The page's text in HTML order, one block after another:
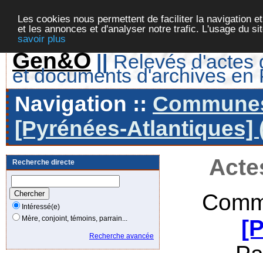
Les cookies nous permettent de faciliter la navigation
et les annonces et d'analyser notre trafic. L'usage du
savoir plus
Gen&O || Relevés d'actes
et documents d'archives en
Navigation ::
[Pyrénées-Atlantiques]
Recherche directe
Intéressé(e)
Mère, conjoint, témoins, parrain...
Recherche avancée